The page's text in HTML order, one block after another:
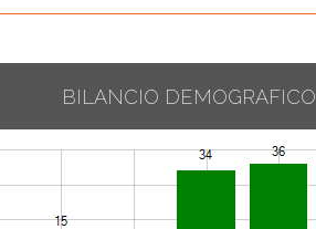
BILANCIO DEMOGRAFICO